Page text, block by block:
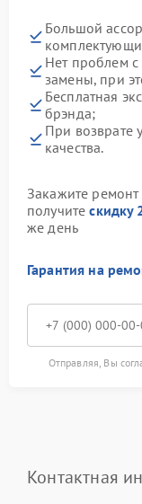
Большой
Нет проблем
замены, при
Бесплатная
брэнда;
При возврате
качества.
Закажите
получитескидку
же день
Гарантия на
Отправляя, Вы
Контактная